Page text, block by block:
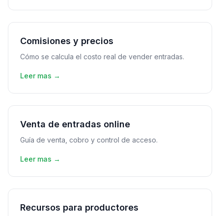
Comisiones y precios
Cómo se calcula el costo real de vender entradas.
Leer mas →
Venta de entradas online
Guía de venta, cobro y control de acceso.
Leer mas →
Recursos para productores